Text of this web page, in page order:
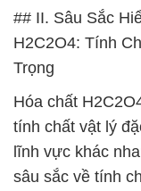
## II. Sâu Sắc
H2C2O4: Tính
Trọng
Hóa chất
tính chất vật lý
lĩnh vực khác
sâu sắc về tính